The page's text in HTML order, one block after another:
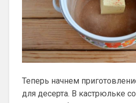
Теперь начнем
для десерта. В кастрюльке